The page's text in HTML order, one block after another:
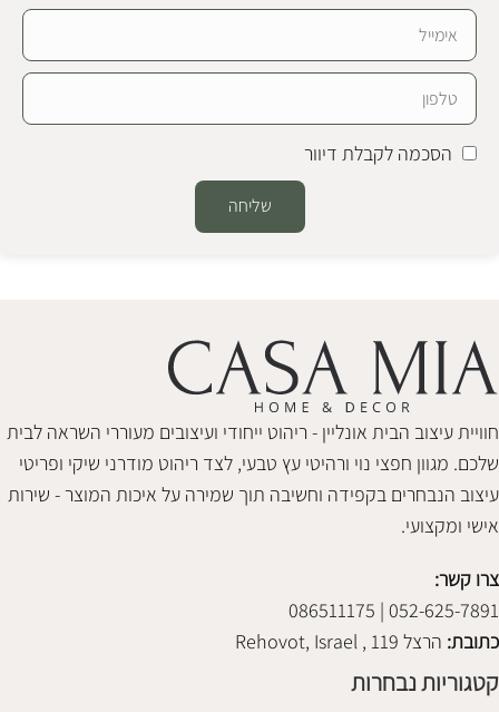
הסכמה לקבלת דיוור
שליחה
חוויית עיצוב הבית אונליין - ריהוט ייחודי ועיצובים מעוררי השראה לבית
שלכם. מגוון חפצי נוי ורהיטי עץ טבעי, לצד ריהוט מודרני שיקי ופריטי
עיצוב הנבחרים בקפידה וחשיבה תוך שמירה על איכות המוצר - שירות
אישי ומקצועי.
צרו קשר:
052-625-7891 | 086511175
כתובת: הרצל 119 , Rehovot, Israel
קטגוריות נבחרות